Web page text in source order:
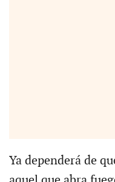
Ya dependerá de